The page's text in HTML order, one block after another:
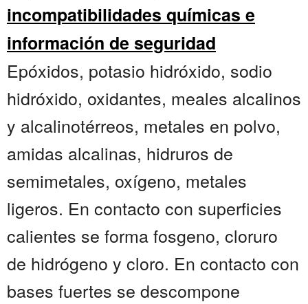
incompatibilidades químicas e
información de seguridad
Epóxidos, potasio hidróxido, sodio
hidróxido, oxidantes, meales alcalinos
y alcalinotérreos, metales en polvo,
amidas alcalinas, hidruros de
semimetales, oxígeno, metales
ligeros. En contacto con superficies
calientes se forma fosgeno, cloruro
de hidrógeno y cloro. En contacto con
bases fuertes se descompone